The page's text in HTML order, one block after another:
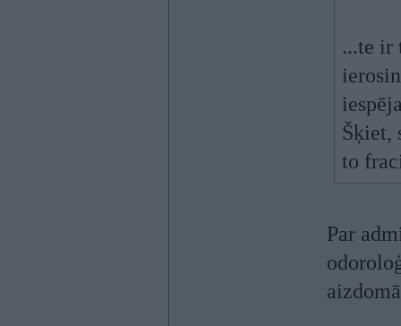
...te ir
Šķiet,
to
Par